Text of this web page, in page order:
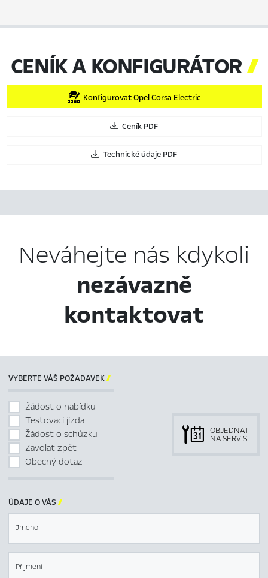
CENÍK A KONFIGURÁTOR
Konfigurovat Opel Corsa Electric
Ceník PDF
Technické údaje PDF
Neváhejte nás kdykoli
nezávazně
kontaktovat
VYBERTE VÁŠ POŽADAVEK
Žádost o nabídku
Testovací jízda
Žádost o schůzku
Zavolat zpět
Obecný dotaz
OBJEDNAT
NA SERVIS
ÚDAJE O VÁS 
Jméno
Příjmení